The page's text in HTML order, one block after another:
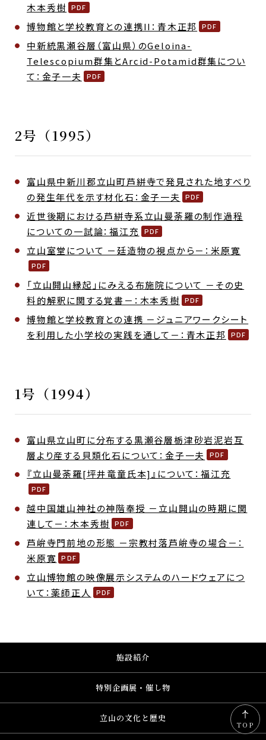
木本秀樹
博物館と学校教育との連携II：青木正邦
中新統黒瀬谷層（富山県）のGeloina-
Telescopium群集とArcid-Potamid群集につい
て：金子一夫
2号（1995）
富山県中新川郡立山町芦絣寺で発見された地すべり
の発生年代を示す材化石：金子一夫
近世後期における芦絣寺系立山曼荼羅の制作過程
についての一試論：福江充
立山室堂について －廷造物の視点から－：米原寛
「立山開山縁起」にみえる布施院について －その史
料的解釈に関する覚書－：木本秀樹
博物館と学校教育との連携 －ジュニアワークシート
を利用した小学校の実践を通して－：青木正邦
1号（1994）
富山県立山町に分布する黒瀬谷層栃津砂岩泥岩互
層より産する貝類化石について：金子一夫
『立山曼荼羅[坪井竜童氏本]』について：福江充
越中国雄山神社の神階奉授 －立山開山の時期に関
連して－：木本秀樹
芦峅寺門前地の形態 －宗教村落芦峅寺の場合－：
米原寛
立山博物館の映像展示システムのハードウェアにつ
いて：薬師正人
施設紹介
特別企画展・催し物
立山の文化と歴史
TOP